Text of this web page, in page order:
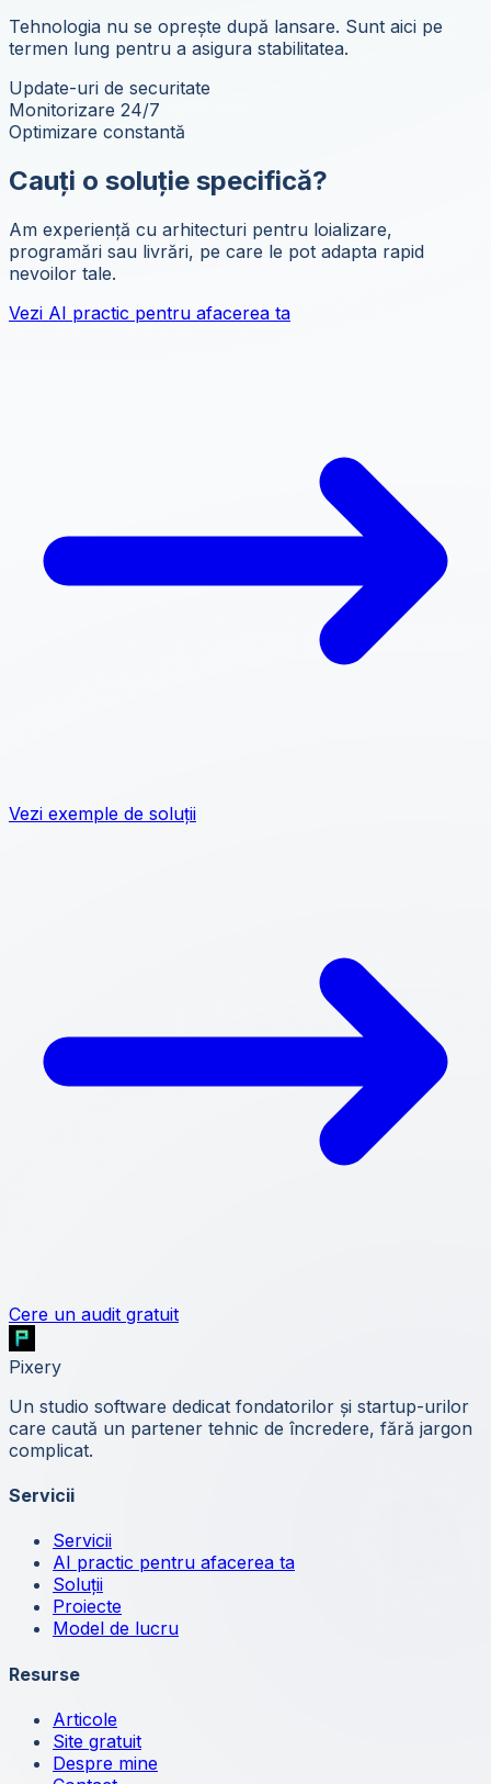
Tehnologia nu se oprește după lansare. Sunt aici pe
termen lung pentru a asigura stabilitatea.
Update-uri de securitate
Monitorizare 24/7
Optimizare constantă
Cauți o soluție specifică?
Am experiență cu arhitecturi pentru loializare,
programări sau livrări, pe care le pot adapta rapid
nevoilor tale.
Vezi AI practic pentru afacerea ta
Vezi exemple de soluții
Cere un audit gratuit
Pixery
Un studio software dedicat fondatorilor și startup-urilor
care caută un partener tehnic de încredere, fără jargon
complicat.
Servicii
Servicii
AI practic pentru afacerea ta
Soluții
Proiecte
Model de lucru
Resurse
Articole
Site gratuit
Despre mine